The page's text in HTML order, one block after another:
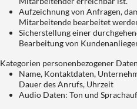
Aufzeichnung von Anfragen,
Mitarbeitende bearbeitet
Sicherstellung einer
Bearbeitung von
Kategorien personenbezogener
Name, Kontaktdaten,
Dauer des Anrufs, Uhrzeit
Audio Daten: Ton und